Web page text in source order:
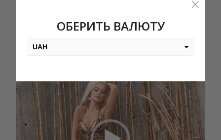
ОБЕРИТЬ ВАЛЮТУ
UAH
EUR
PLN
KZT
AED